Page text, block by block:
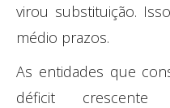
virou substituição.
médio prazos.
As entidades que
déficit crescente